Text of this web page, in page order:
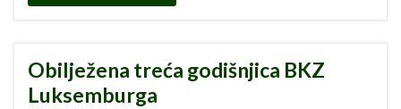
Obilježena treća godišnjica BKZ
Luksemburga